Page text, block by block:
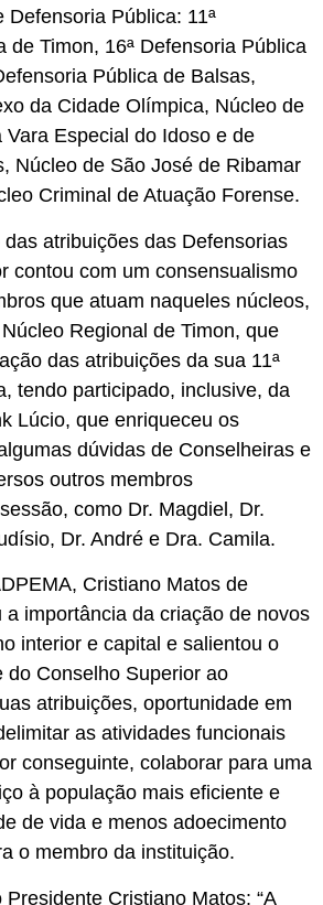
Pública: 11ª
de Timon, 16ª Defensoria Pública
Pública de Balsas,
da Cidade Olímpica, Núcleo de
Especial do Idoso e de
Núcleo de São José de Ribamar
Criminal de Atuação Forense.
atribuições das Defensorias
contou com um consensualismo
que atuam naqueles núcleos,
Regional de Timon, que
das atribuições da sua 11ª
tendo participado, inclusive, da
Lúcio, que enriqueceu os
dúvidas de Conselheiras e
outros membros
como Dr. Magdiel, Dr.
Dr. André e Dra. Camila.
Cristiano Matos de
a importância da criação de novos
interior e capital e salientou o
do Conselho Superior ao
atribuições, oportunidade em
as atividades funcionais
conseguinte, colaborar para uma
à população mais eficiente e
de vida e menos adoecimento
o membro da instituição.
Cristiano Matos: “A